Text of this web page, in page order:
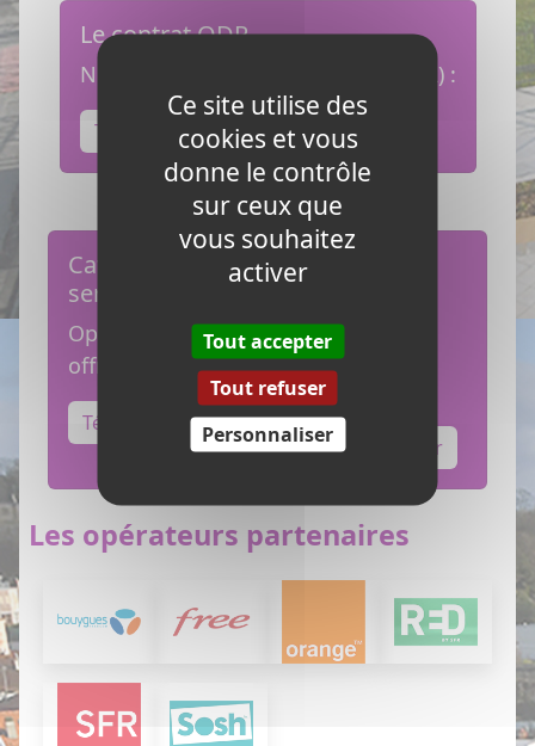
Le contrat ODR
Notre offre de référence FTTH (ODR) :
Télécharger
Catalogue de
service FTTO
Opérateurs
offre de gros
Télécharger
passante
haut débit
L2L
Télécharger
Les opérateurs partenaires
Ce site utilise des
cookies et vous
donne le contrôle
sur ceux que
vous souhaitez
activer
Tout accepter
Tout refuser
Personnaliser